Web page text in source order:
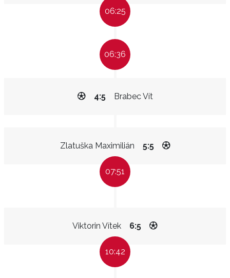
06:25
06:36
Brabec Vít
4:5
Zlatuška Maximilián 5:5
07:51
Viktorin Vítek 6:5
10:42